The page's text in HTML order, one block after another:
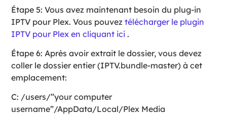
Étape 5: Vous avez maintenant besoin du plug-in
IPTV pour Plex. Vous pouveztélécharger le plugin
IPTV pour Plex en cliquant ici .
Étape 6: Après avoir extrait le dossier, vous devez
coller le dossier entier (IPTV.bundle-master) à cet
emplacement:
C: /users/”your computer
username”/AppData/Local/Plex Media